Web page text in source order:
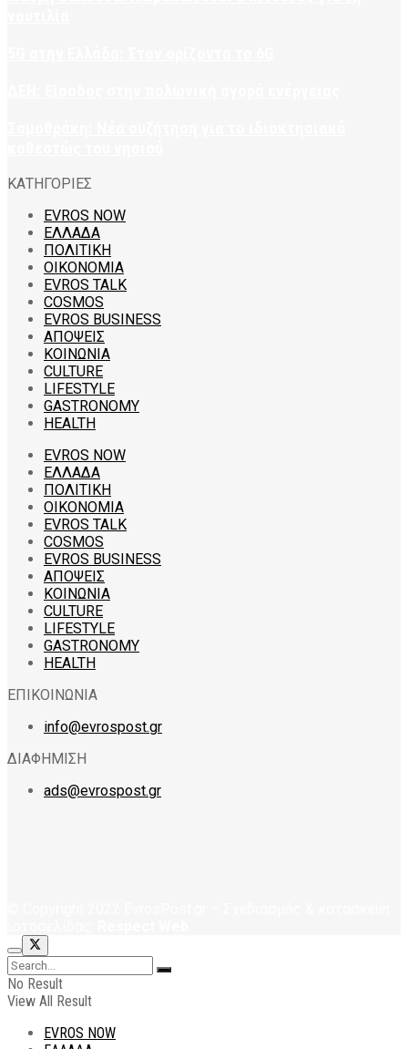
ΚΑΤΗΓΟΡΙΕΣ
EVROS NOW
ΕΛΛΑΔΑ
ΠΟΛΙΤΙΚΗ
ΟΙΚΟΝΟΜΙΑ
EVROS TALK
COSMOS
EVROS BUSINESS
ΑΠΟΨΕΙΣ
ΚΟΙΝΩΝΙΑ
CULTURE
LIFESTYLE
GASTRONOMY
HEALTH
EVROS NOW
ΕΛΛΑΔΑ
ΠΟΛΙΤΙΚΗ
ΟΙΚΟΝΟΜΙΑ
EVROS TALK
COSMOS
EVROS BUSINESS
ΑΠΟΨΕΙΣ
ΚΟΙΝΩΝΙΑ
CULTURE
LIFESTYLE
GASTRONOMY
HEALTH
ΕΠΙΚΟΙΝΩΝΙΑ
info@evrospost.gr
ΔΙΑΦΗΜΙΣΗ
ads@evrospost.gr
No Result
View All Result
EVROS NOW